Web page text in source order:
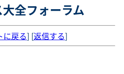
全フォーラム
に戻る] [返信する]